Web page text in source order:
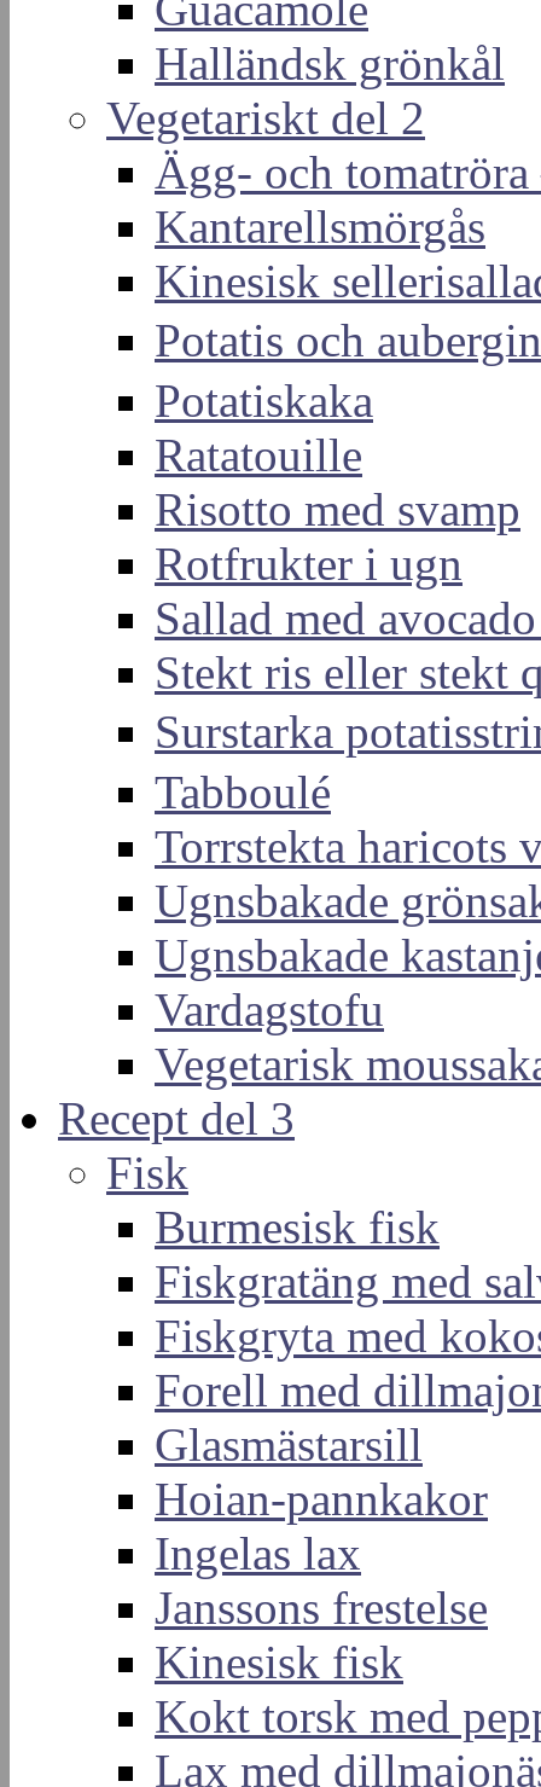
Halländsk grönkål
Vegetariskt del 2
Ägg- och
Kantarellsmörgås
Kinesisk
Potatis och
Potatiskaka
Ratatouille
Risotto med svamp
Rotfrukter i ugn
Sallad med
Stekt ris eller stekt
Surstarka
Tabboulé
Torrstekta haricots
Ugnsbakade
Ugnsbakade
Vardagstofu
Vegetarisk
Recept del 3
Fisk
Burmesisk fisk
Fiskgratäng med
Fiskgryta med
Forell med
Glasmästarsill
Hoian-pannkakor
Ingelas lax
Janssons frestelse
Kinesisk fisk
Kokt torsk med
Lax med